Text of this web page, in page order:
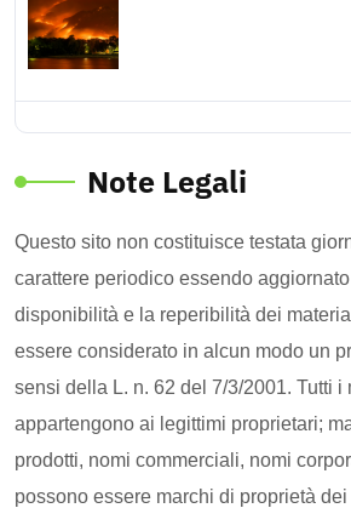
Note Legali
Questo sito non costituisce testata
carattere periodico essendo
disponibilità e la reperibilità dei
essere considerato in alcun modo un
sensi della L. n. 62 del 7/3/2001. Tutti i
appartengono ai legittimi proprietari;
prodotti, nomi commerciali, nomi
possono essere marchi di proprietà